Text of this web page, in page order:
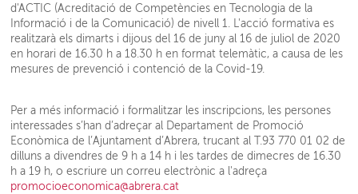
d'ACTIC (Acreditació de Competències en Tecnologia de la
Informació i de la Comunicació) de nivell 1. L'acció formativa es
realitzarà els dimarts i dijous del 16 de juny al 16 de juliol de 2020
en horari de 16.30 h a 18.30 h en format telemàtic, a causa de les
mesures de prevenció i contenció de la Covid-19.
Per a més informació i formalitzar les inscripcions, les persones
interessades s’han d’adreçar al Departament de Promoció
Econòmica de l’Ajuntament d’Abrera, trucant al T.93 770 01 02 de
dilluns a divendres de 9 h a 14 h i les tardes de dimecres de 16.30
h a 19 h, o escriure un correu electrònic a l'adreça
promocioeconomica@abrera.cat